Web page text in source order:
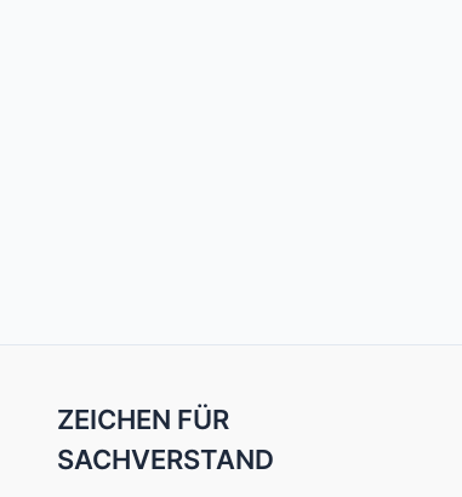
ZEICHEN FÜR
SACHVERSTAND